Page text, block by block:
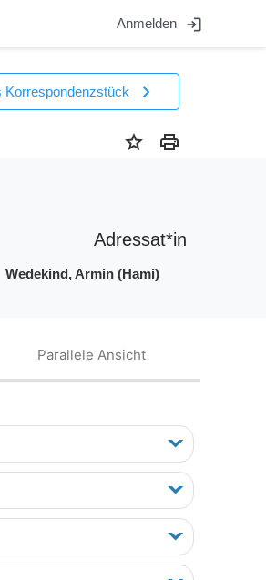
Anmelden login
Korrespondenzstück chevron_right
star print
Adressat*in
Wedekind, Armin (Hami)
Parallele Ansicht